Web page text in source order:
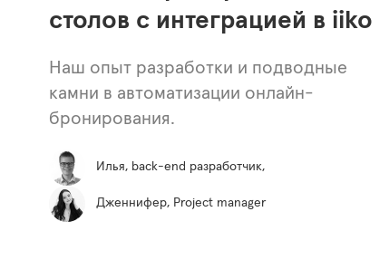
столов с интеграцией в iiko
Наш опыт разработки и подводные
камни в автоматизации онлайн-
бронирования.
Илья, back-end разработчик,
Дженнифер, Project manager